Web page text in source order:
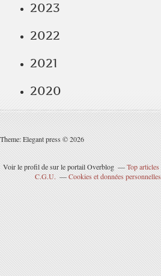
2023
2022
2021
2020
Theme: Elegant press © 2026
Voir le profil desur le portail Overblog Top articles
C.G.U.
Cookies et données personnelles